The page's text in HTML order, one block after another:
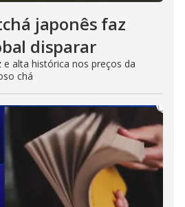
japonês faz
disparar
e alta histórica nos preços da
chá